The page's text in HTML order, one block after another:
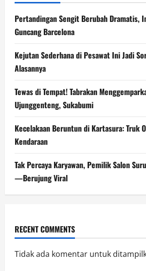
Pertandingan Sengit Berubah Dramatis,
Guncang Barcelona
Kejutan Sederhana di Pesawat Ini Jadi
Alasannya
Tewas di Tempat! Tabrakan
Ujunggenteng, Sukabumi
Kecelakaan Beruntun di Kartasura: Truk
Kendaraan
Tak Percaya Karyawan, Pemilik Salon
—Berujung Viral
RECENT COMMENTS
Tidak ada komentar untuk